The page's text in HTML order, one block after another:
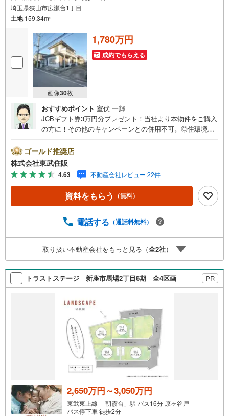
埼玉県狭山市広瀬台1丁目
土地159.34m2
画像30枚
1,780万円
成約でもらえる
おすすめポイント 室伏 一輝
JCBギフト券3万円分プレゼント！当社より本物件をご購入
の方に！その他のキャンペーンとの併用不可。◎住環境良
れを癒す閑静な住宅地・とても整った綺麗な街並みです◎
広々敷地・建築条件が無いのでお好きなハウスメーカーで
建築できます・48.2坪の広々とした敷地です・前面道路が
幅員6mあり、駐車も楽々です・日々の移動も楽な平坦地で
す理想のお住まいを建築しませんか◇インターネット予約
で当日現地見学が可能です（1）［室内・現地を見学する］
ご質問欄」に希望日時をご記入ください！
ゴールド推奨店
株式会社東武住販
4.63 不動産会社レビュー 22件
資料をもらう （無料）
電話する （通話料無料）
取り扱い不動産会社をもっと見る（全2社）
トラストステージ 新座市馬場2丁目6期 全4区画 PR
2,650万円～3,050万円
東武東上線 「朝霞台」駅 バス16分 原ヶ谷戸
バス停下車 徒歩2分